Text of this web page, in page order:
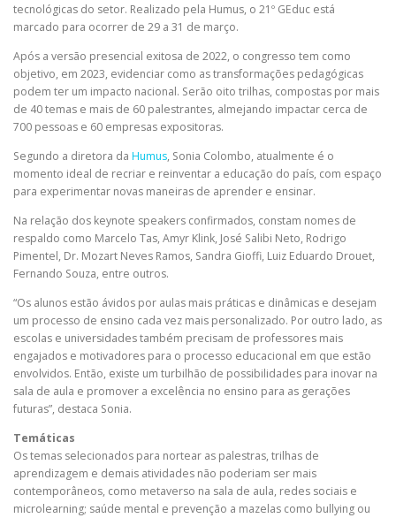
tecnológicas do setor. Realizado pela Humus, o 21º GEduc está
marcado para ocorrer de 29 a 31 de março.
Após a versão presencial exitosa de 2022, o congresso tem como
objetivo, em 2023, evidenciar como as transformações pedagógicas
podem ter um impacto nacional. Serão oito trilhas, compostas por mais
de 40 temas e mais de 60 palestrantes, almejando impactar cerca de
700 pessoas e 60 empresas expositoras.
Segundo a diretora da Humus, Sonia Colombo, atualmente é o
momento ideal de recriar e reinventar a educação do país, com espaço
para experimentar novas maneiras de aprender e ensinar.
Na relação dos keynote speakers confirmados, constam nomes de
respaldo como Marcelo Tas, Amyr Klink, José Salibi Neto, Rodrigo
Pimentel, Dr. Mozart Neves Ramos, Sandra Gioffi, Luiz Eduardo Drouet,
Fernando Souza, entre outros.
“Os alunos estão ávidos por aulas mais práticas e dinâmicas e desejam
um processo de ensino cada vez mais personalizado. Por outro lado, as
escolas e universidades também precisam de professores mais
engajados e motivadores para o processo educacional em que estão
envolvidos. Então, existe um turbilhão de possibilidades para inovar na
sala de aula e promover a excelência no ensino para as gerações
futuras”, destaca Sonia.
Temáticas
Os temas selecionados para nortear as palestras, trilhas de
aprendizagem e demais atividades não poderiam ser mais
contemporâneos, como metaverso na sala de aula, redes sociais e
microlearning; saúde mental e prevenção a mazelas como bullying ou